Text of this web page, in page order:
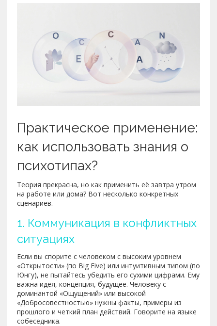
Практическое применение:
как использовать знания о
психотипах?
Теория прекрасна, но как применить её завтра утром
на работе или дома? Вот несколько конкретных
сценариев.
1. Коммуникация в конфликтных
ситуациях
Если вы спорите с человеком с высоким уровнем
«Открытости» (по Big Five) или интуитивным типом (по
Юнгу), не пытайтесь убедить его сухими цифрами. Ему
важна идея, концепция, будущее. Человеку с
доминантой «Ощущений» или высокой
«Добросовестностью» нужны факты, примеры из
прошлого и четкий план действий. Говорите на языке
собеседника.